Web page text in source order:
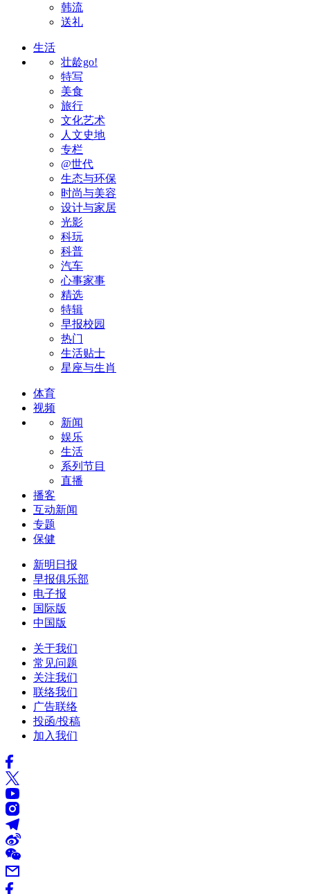
韩流
送礼
生活
壮龄go!
特写
美食
旅行
文化艺术
人文史地
专栏
@世代
生态与环保
时尚与美容
设计与家居
光影
科玩
科普
汽车
心事家事
精选
特辑
早报校园
热门
生活贴士
星座与生肖
体育
视频
新闻
娱乐
生活
系列节目
直播
播客
互动新闻
专题
保健
新明日报
早报俱乐部
电子报
国际版
中国版
关于我们
常见问题
关注我们
联络我们
广告联络
投函/投稿
加入我们